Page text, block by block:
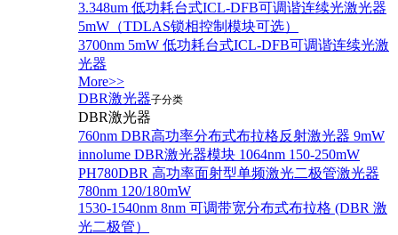
3.348um 低功耗台式ICL-DFB可调谐连续光激光器
5mW（TDLAS锁相控制模块可选）
3700nm 5mW 低功耗台式ICL-DFB可调谐连续光激
光器
More>>
DBR激光器子分类
DBR激光器
760nm DBR高功率分布式布拉格反射激光器 9mW
innolume DBR激光器模块 1064nm 150-250mW
PH780DBR 高功率面射型单频激光二极管激光器
780nm 120/180mW
1530-1540nm 8nm 可调带宽分布式布拉格 (DBR 激
光二极管）